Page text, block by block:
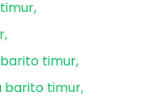
timur
barito timur